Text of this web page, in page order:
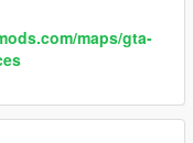
maps/gta-